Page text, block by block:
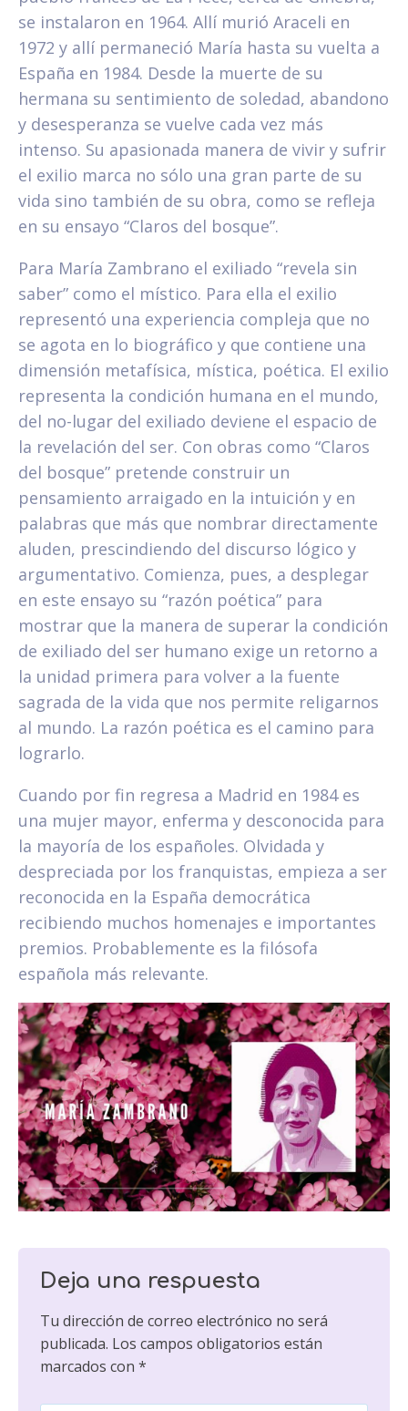
se instalaron en 1964. Allí murió Araceli en
1972 y allí permaneció María hasta su vuelta a
España en 1984. Desde la muerte de su
hermana su sentimiento de soledad, abandono
y desesperanza se vuelve cada vez más
intenso. Su apasionada manera de vivir y sufrir
el exilio marca no sólo una gran parte de su
vida sino también de su obra, como se refleja
en su ensayo “Claros del bosque”.
Para María Zambrano el exiliado “revela sin
saber” como el místico. Para ella el exilio
representó una experiencia compleja que no
se agota en lo biográfico y que contiene una
dimensión metafísica, mística, poética. El exilio
representa la condición humana en el mundo,
del no-lugar del exiliado deviene el espacio de
la revelación del ser. Con obras como “Claros
del bosque” pretende construir un
pensamiento arraigado en la intuición y en
palabras que más que nombrar directamente
aluden, prescindiendo del discurso lógico y
argumentativo. Comienza, pues, a desplegar
en este ensayo su “razón poética” para
mostrar que la manera de superar la condición
de exiliado del ser humano exige un retorno a
la unidad primera para volver a la fuente
sagrada de la vida que nos permite religarnos
al mundo. La razón poética es el camino para
lograrlo.
Cuando por fin regresa a Madrid en 1984 es
una mujer mayor, enferma y desconocida para
la mayoría de los españoles. Olvidada y
despreciada por los franquistas, empieza a ser
reconocida en la España democrática
recibiendo muchos homenajes e importantes
premios. Probablemente es la filósofa
española más relevante.
Deja una respuesta
Tu dirección de correo electrónico no será
publicada. Los campos obligatorios están
marcados con *